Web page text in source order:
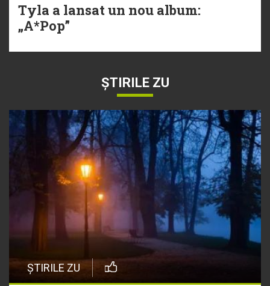
Tyla a lansat un nou album:
„A*Pop”
ȘTIRILE ZU
ȘTIRILE ZU